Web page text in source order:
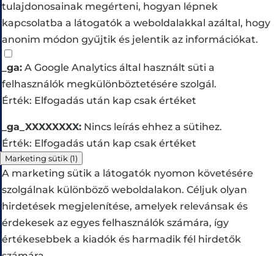
tulajdonosainak megérteni, hogyan lépnek
kapcsolatba a látogatók a weboldalakkal azáltal, hogy
anonim módon gyűjtik és jelentik az információkat.
_ga: A Google Analytics által használt süti a
felhasználók megkülönböztetésére szolgál.
Érték: Elfogadás után kap csak értéket
_ga_XXXXXXXX: Nincs leírás ehhez a sütihez.
Érték: Elfogadás után kap csak értéket
Marketing sütik (1)
A marketing sütik a látogatók nyomon követésére
szolgálnak különböző weboldalakon. Céljuk olyan
hirdetések megjelenítése, amelyek relevánsak és
érdekesek az egyes felhasználók számára, így
értékesebbek a kiadók és harmadik fél hirdetők